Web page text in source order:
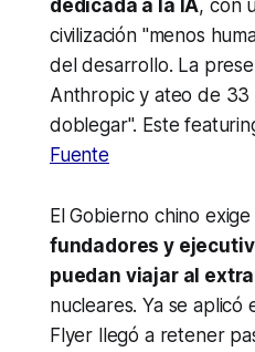
dedicada a la IA, con
civilización "menos
del desarrollo. La
Anthropic y ateo de 33
doblegar". Este
Fuente
El Gobierno chino
fundadores y
puedan viajar al
nucleares. Ya se
Flyer llegó a retener